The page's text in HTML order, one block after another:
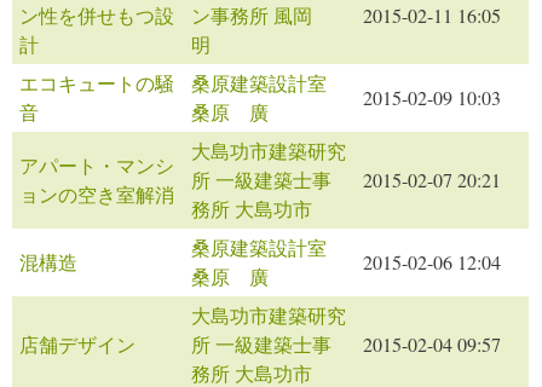
ン性を併せもつ設
計
ン事務所 風岡
明
2015-02-11 16:05
エコキュートの騒
音
桑原建築設計室
桑原 廣
2015-02-09 10:03
アパート・マンシ
ョンの空き室解消
大島功市建築研究
所 一級建築士事
務所 大島功市
2015-02-07 20:21
混構造
桑原建築設計室
桑原 廣
2015-02-06 12:04
店舗デザイン
大島功市建築研究
所 一級建築士事
務所 大島功市
2015-02-04 09:57